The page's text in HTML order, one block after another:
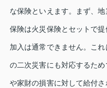
な保険といえます。まず、
保険は火災保険とセットで
加入は通常できません。こ
の二次災害にも対応するた
や家財の損害に対して給付